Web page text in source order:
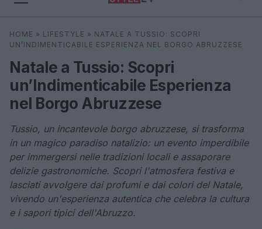
Cerca
HOME » LIFESTYLE » NATALE A TUSSIO: SCOPRI
UN’INDIMENTICABILE ESPERIENZA NEL BORGO ABRUZZESE
Natale a Tussio: Scopri
un’Indimenticabile Esperienza
nel Borgo Abruzzese
Tussio, un incantevole borgo abruzzese, si trasforma
in un magico paradiso natalizio: un evento imperdibile
per immergersi nelle tradizioni locali e assaporare
delizie gastronomiche. Scopri l'atmosfera festiva e
lasciati avvolgere dai profumi e dai colori del Natale,
vivendo un'esperienza autentica che celebra la cultura
e i sapori tipici dell'Abruzzo.